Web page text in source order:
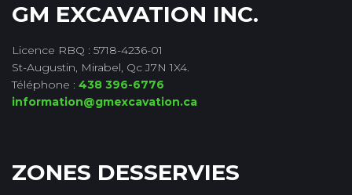
GM EXCAVATION INC.
Licence RBQ : 5718-4236-01
St-Augustin, Mirabel, Qc J7N 1X4.
Téléphone : 438 396-6776
information@gmexcavation.ca
ZONES DESSERVIES